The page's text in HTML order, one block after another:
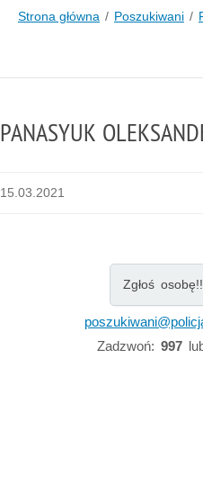
Strona główna Poszukiwani
PANASYUK
15.03.2021
Zgłoś
Zadzwoń: 997